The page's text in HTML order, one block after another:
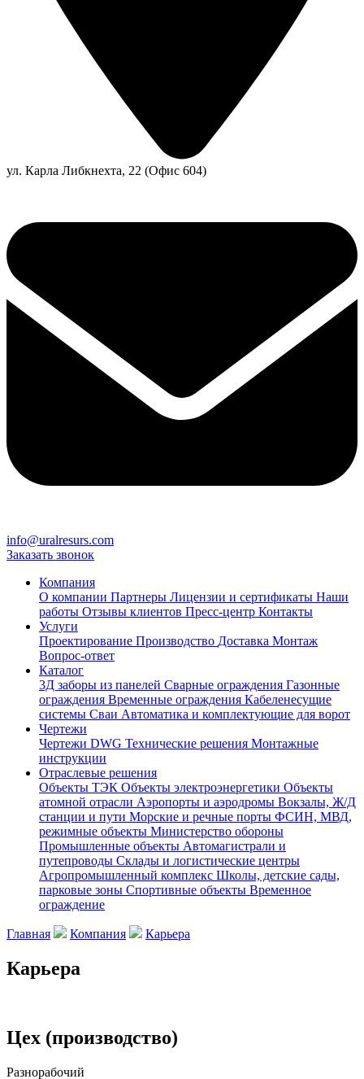
ул. Карла Либкнехта, 22 (Офис 604)
info@uralresurs.com
Заказать звонок
Компания
О компании Партнеры Лицензии и сертификаты Наши
работы Отзывы клиентов Пресс-центр Контакты
Услуги
Проектирование Производство Доставка Монтаж
Вопрос-ответ
Каталог
3Д заборы из панелей Сварные ограждения Газонные
ограждения Временные ограждения Кабеленесущие
системы Cваи Автоматика и комплектующие для ворот
Чертежи
Чертежи DWG Технические решения Монтажные
инструкции
Отраслевые решения
Объекты ТЭК Объекты электроэнергетики Объекты
атомной отрасли Аэропорты и аэродромы Вокзалы, Ж/Д
станции и пути Морские и речные порты ФСИН, МВД,
режимные объекты Министерство обороны
Промышленные объекты Автомагистрали и
путепроводы Склады и логистические центры
Агропромышленный комплекс Школы, детские сады,
парковые зоны Спортивные объекты Временное
ограждение
Главная Компания Карьера
Карьера
Цех (производство)
Разнорабочий